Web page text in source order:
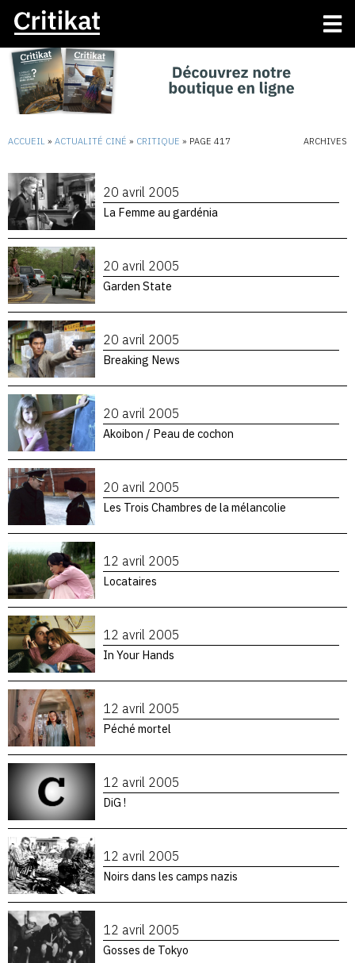
ACCUEIL » ACTUALITÉ CINÉ » CRITIQUE » PAGE 417 ARCHIVES
20 avril 2005
La Femme au gardénia
20 avril 2005
Garden State
20 avril 2005
Breaking News
20 avril 2005
Akoibon / Peau de cochon
20 avril 2005
Les Trois Chambres de la mélancolie
12 avril 2005
Locataires
12 avril 2005
In Your Hands
12 avril 2005
Péché mortel
12 avril 2005
DiG !
12 avril 2005
Noirs dans les camps nazis
12 avril 2005
Gosses de Tokyo